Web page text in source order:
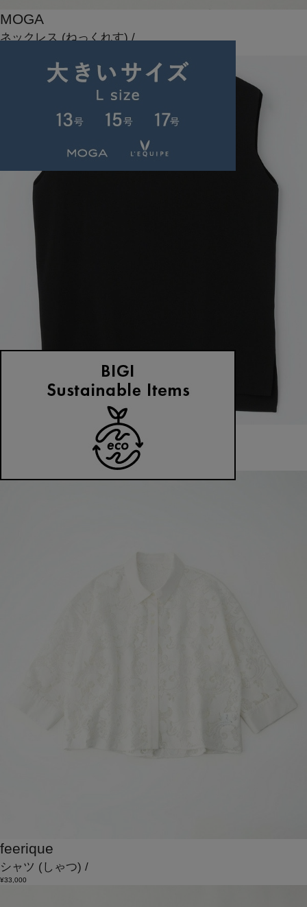
MOGA
ネックレス(ねっくれす) /
(たんくとっぷ)
feerique
シャツ (しゃつ) /
¥33,000